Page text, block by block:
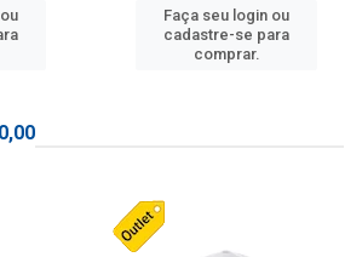
Faça seu login ou
cadastre-se para
comprar.